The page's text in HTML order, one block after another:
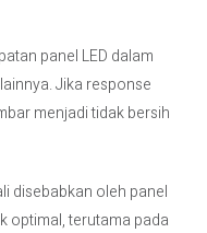
panel LED dalam
Jika response
menjadi tidak bersih
disebabkan oleh panel
optimal, terutama pada